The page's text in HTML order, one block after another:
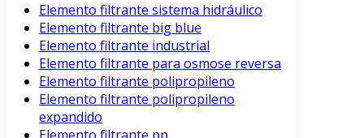
Elemento filtrante sistema hidráulico
Elemento filtrante big blue
Elemento filtrante industrial
Elemento filtrante para osmose reversa
Elemento filtrante polipropileno
Elemento filtrante polipropileno
expandido